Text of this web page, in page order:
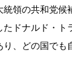
領の共和党
ドナルド・
、どの国で